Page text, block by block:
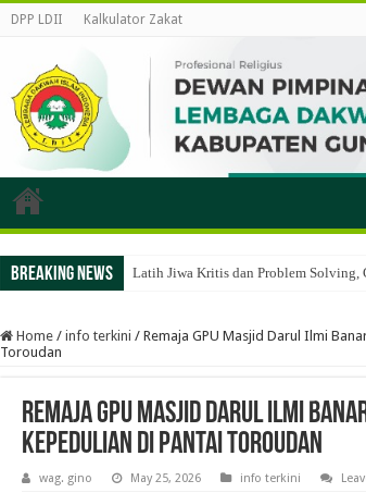
DPP LDII Kalkulator Zakat
Breaking News Latih Jiwa Kritis dan Problem Solving,
Home / info terkini / Remaja GPU Masjid Darul Ilmi
Toroudan
Remaja GPU Masjid Darul Ilmi
Kepedulian di Pantai Toroudan
wag. gino May 25, 2026 info terkini